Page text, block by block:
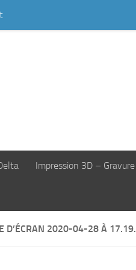
Impression 3D –
D’ÉCRAN 2020-04-28 À